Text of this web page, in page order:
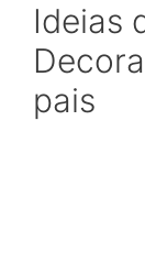
Ideias
pais